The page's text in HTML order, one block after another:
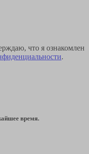
что я ознакомлен
.
время.